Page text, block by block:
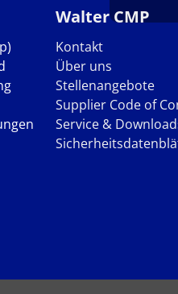
Walter CMP
Kontakt
Über uns
Stellenangebote
Supplier Code of
Service &